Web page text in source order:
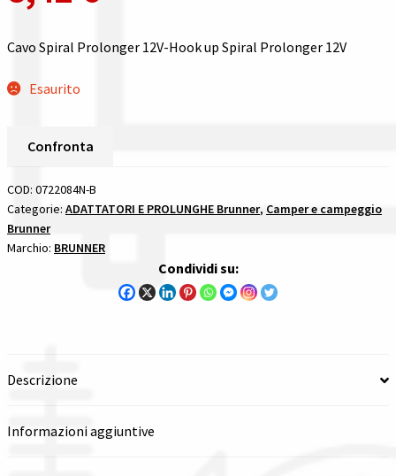
Gestione resi
Guida all’utilizzo del sito
Privacy policy
Confronta
Confronta
Spedizioni in europa
Spedizioni in italia
Cavo Spiral Prolonger 12V-Hook up Spiral Prolonger 12V
Esaurito
Confronta
COD: 0722084N-B
Categorie: ADATTATORI E PROLUNGHE Brunner, Camper e campeggio
Brunner
Marchio: BRUNNER
Condividi su:
Descrizione
Informazioni aggiuntive